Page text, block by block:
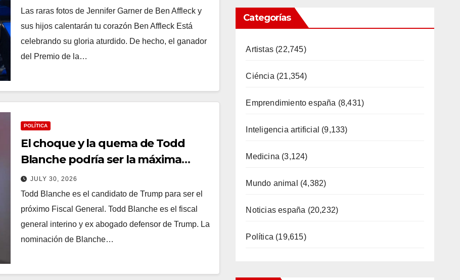
Las raras fotos de Jennifer Garner de Ben Affleck y
sus hijos calentarán tu corazón Ben Affleck Está
celebrando su gloria aturdido. De hecho, el ganador
del Premio de la…
POLÍTICA
El choque y la quema de Todd
Blanche podría ser la máxima
humillación de Trump
JULY 30, 2026
Todd Blanche es el candidato de Trump para ser el
próximo Fiscal General. Todd Blanche es el fiscal
general interino y ex abogado defensor de Trump. La
nominación de Blanche…
Categorías
Artistas(22,745)
Ciéncia (21,354)
Emprendimiento españa (8,431)
Inteligencia artificial (9,133)
Medicina (3,124)
Mundo animal (4,382)
Noticias españa (20,232)
Política (19,615)